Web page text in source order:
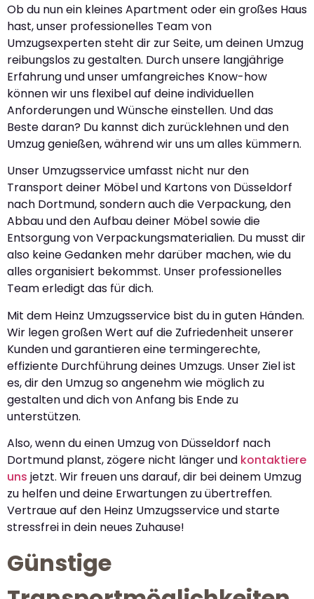
Ob du nun ein kleines Apartment oder ein großes Haus
hast, unser professionelles Team von
Umzugsexperten steht dir zur Seite, um deinen Umzug
reibungslos zu gestalten. Durch unsere langjährige
Erfahrung und unser umfangreiches Know-how
können wir uns flexibel auf deine individuellen
Anforderungen und Wünsche einstellen. Und das
Beste daran? Du kannst dich zurücklehnen und den
Umzug genießen, während wir uns um alles kümmern.
Unser Umzugsservice umfasst nicht nur den
Transport deiner Möbel und Kartons von Düsseldorf
nach Dortmund, sondern auch die Verpackung, den
Abbau und den Aufbau deiner Möbel sowie die
Entsorgung von Verpackungsmaterialien. Du musst dir
also keine Gedanken mehr darüber machen, wie du
alles organisiert bekommst. Unser professionelles
Team erledigt das für dich.
Mit dem Heinz Umzugsservice bist du in guten Händen.
Wir legen großen Wert auf die Zufriedenheit unserer
Kunden und garantieren eine termingerechte,
effiziente Durchführung deines Umzugs. Unser Ziel ist
es, dir den Umzug so angenehm wie möglich zu
gestalten und dich von Anfang bis Ende zu
unterstützen.
Also, wenn du einen Umzug von Düsseldorf nach
Dortmund planst, zögere nicht länger und kontaktiere
uns jetzt. Wir freuen uns darauf, dir bei deinem Umzug
zu helfen und deine Erwartungen zu übertreffen.
Vertraue auf den Heinz Umzugsservice und starte
stressfrei in dein neues Zuhause!
Günstige